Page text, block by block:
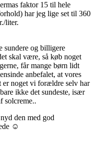
faktor 15 til hele
har jeg lige set til 360
liter.
sundere og billigere
skal være, så køb noget
får mange børn lidt
anbefalet, at vores
er noget vi forældre selv har
ikke det sundeste, især
solcreme..
den med god
☺